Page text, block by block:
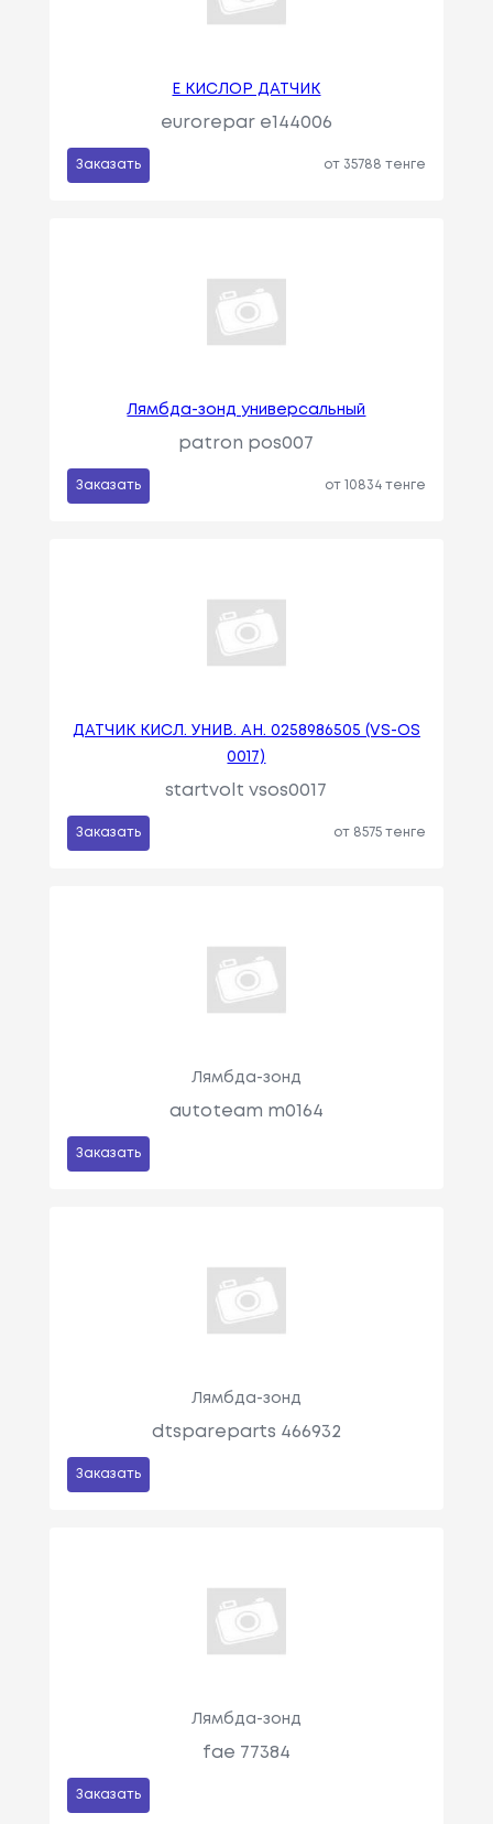
E КИСЛОР ДАТЧИК
eurorepar e144006
Заказать от 35788 тенге
Лямбда-зонд универсальный
patron pos007
Заказать от 10834 тенге
ДАТЧИК КИСЛ. УНИВ. АН. 0258986505 (VS-OS
0017)
startvolt vsos0017
Заказать от 8575 тенге
Лямбда-зонд
autoteam m0164
Заказать
Лямбда-зонд
dtspareparts 466932
Заказать
Лямбда-зонд
fae 77384
Заказать